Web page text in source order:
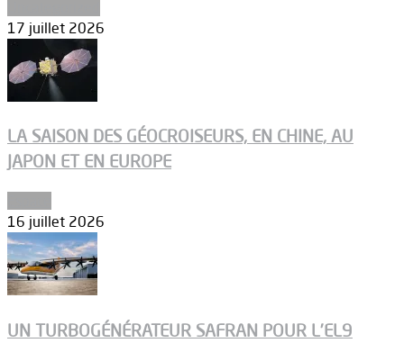
17 juillet 2026
LA SAISON DES GÉOCROISEURS, EN CHINE, AU
JAPON ET EN EUROPE
16 juillet 2026
UN TURBOGÉNÉRATEUR SAFRAN POUR L’EL9